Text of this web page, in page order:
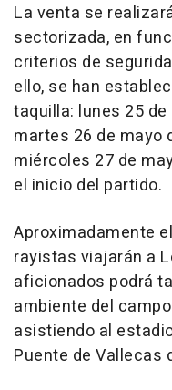
La venta se
sectorizada, en
criterios de
ello, se han
taquilla: lunes 25
martes 26 de mayo
miércoles 27 de
el inicio del partido.
Aproximadamente
rayistas viajarán a
aficionados podrá
ambiente del
asistiendo al
Puente de Vallecas